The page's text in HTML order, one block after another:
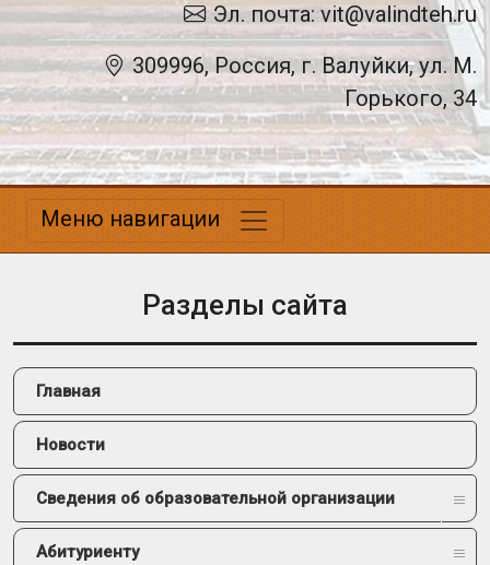
Эл. почта: vit@valindteh.ru
309996, Россия, г. Валуйки, ул. М.
Горького, 34
Меню навигации
Разделы сайта
Главная
Новости
Сведения об образовательной организации
Абитуриенту